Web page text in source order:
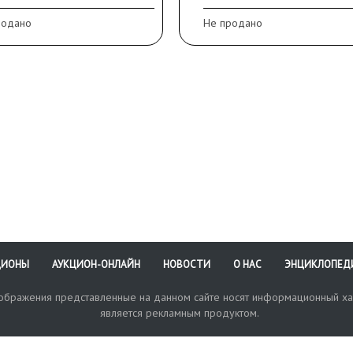
нет
см
Сохранность:
незначительные
позолоты
Не продано
АУКЦИОН-ОНЛАЙН НОВОСТИ О НАС
представленные на данном сайте носят информационный
является рекламным продуктом.